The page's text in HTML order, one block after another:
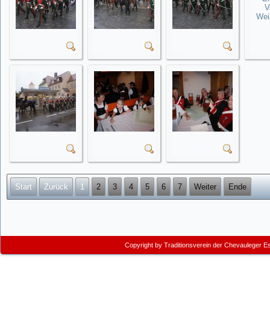
Start Zurück 1 2 3 4 5 6 7 Weiter Ende
Copyright by Traditionsverein der Chevauleger